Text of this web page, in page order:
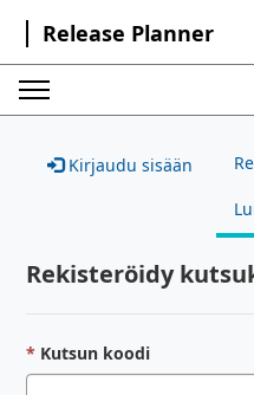
Release Planner
Kirjaudu sisään
Rekisteröidy
Kutsun koodi